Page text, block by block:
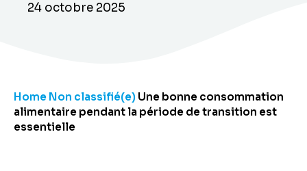
24 octobre 2025
Home Non classifié(e) Une bonne consommation
alimentaire pendant la période de transition est
essentielle